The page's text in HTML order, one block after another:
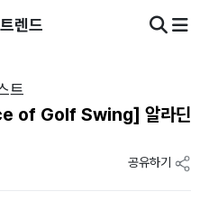
렌드
트
of Golf Swing] 알라딘
공유하기